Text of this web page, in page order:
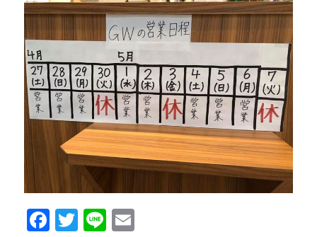
Facebook
Twitter
LineEmail